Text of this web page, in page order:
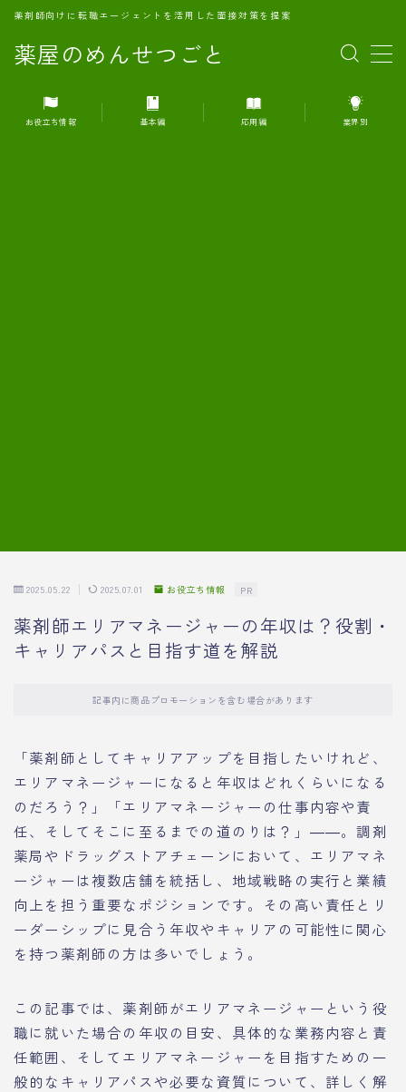
薬屋のめんせつごと
薬剤師向けに転職エージェントを活用した面接対策を提案
MENU
1.転職エージェントとは何か？
お役立ち情報 基本編 応用編 業界別
2025.05.22 2025.07.01 お役立ち情報 PR
薬剤師エリアマネージャーの年収は？役割・
キャリアパスと目指す道を解説
記事内に商品プロモーションを含む場合があります
「薬剤師としてキャリアアップを目指したいけれど、
エリアマネージャーになると年収はどれくらいになる
のだろう？」「エリアマネージャーの仕事内容や責
任、そしてそこに至るまでの道のりは？」――。調剤
薬局やドラッグストアチェーンにおいて、エリアマネ
ージャーは複数店舗を統括し、地域戦略の実行と業績
向上を担う重要なポジションです。その高い責任とリ
ーダーシップに見合う年収やキャリアの可能性に関心
を持つ薬剤師の方は多いでしょう。
この記事では、薬剤師がエリアマネージャーという役
職に就いた場合の年収の目安、具体的な業務内容と責
任範囲、そしてエリアマネージャーを目指すための一
般的なキャリアパスや必要な資質について、詳しく解